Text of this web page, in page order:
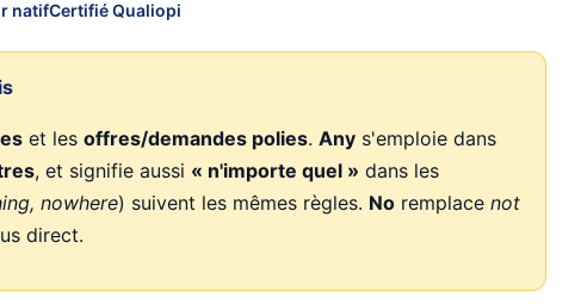
natifCertifié Qualiopi
et les offres/demandes polies. Any s'emploie dans
, et signifie aussi « n'importe quel » dans les
nowhere) suivent les mêmes règles. No remplace not
direct.